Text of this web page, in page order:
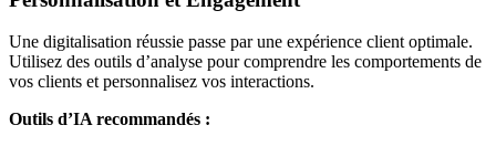
Une digitalisation réussie passe par une expérience client optimale.
Utilisez des outils d’analyse pour comprendre les comportements de
vos clients et personnalisez vos interactions.
Outils d’IA recommandés :